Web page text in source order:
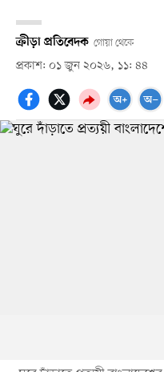
ক্রীড়া প্রতিবেদক গোয়া থেকে
প্রকাশ: ০১ জুন ২০২৬, ১১: ৪৪